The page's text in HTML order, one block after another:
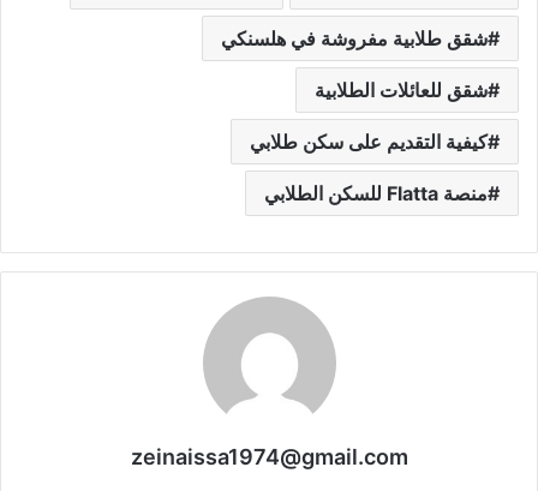
شقق طلابية مفروشة في هلسنكي
شقق للعائلات الطلابية
كيفية التقديم على سكن طلابي
منصة Flatta للسكن الطلابي
zeinaissa1974@gmail.com